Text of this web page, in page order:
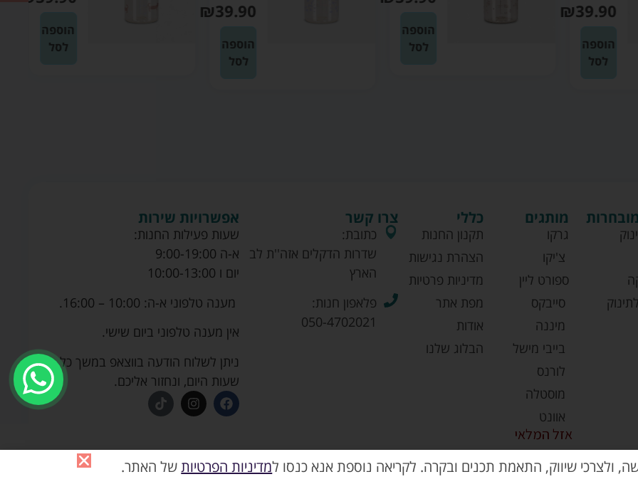
₪39.90
הוספה
לסל
הוספה
לסל
₪39.90
הוספה
לסל
הוספה
לסל
אזל המלאי
מותגים
גרקו
צ'יקו
ספורט ליין
סייבקס
מיננה
בייבי מישל
לורנס
מוסטלה
אוונט
כללי
תקנון החנות
הצהרת נגישות
מדיניות פרטיות
מפת אתר
אודות
הבלוג שלנו
צרו קשר
כתובת:
שדרות הדקלים אזה''ת לב
הארץ
פלאפון חנות:
050-4702021
אפשרויות שירות
שעות פעילות החנות:
א-ה 9:00-19:00
יום ו 10:00-13:00
מענה טלפוני א-ה: 10:00 – 16:00.
אין מענה טלפוני ביום שישי.
ניתן לשלוח הודעה בווצאפ במשך כל
שעות היום, ונחזור אליכם.
ולצרכי שיווק, התאמת תכנים ובקרה. לקריאה נוספת אנא כנסו למדיניות הפרטיותשל האתר.